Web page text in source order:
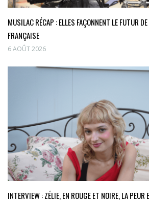
MUSILAC RÉCAP : ELLES FAÇONNENT LE FUTUR
FRANÇAISE
6 AOÛT 2026
INTERVIEW : ZÉLIE, EN ROUGE ET NOIRE, LA PEUR